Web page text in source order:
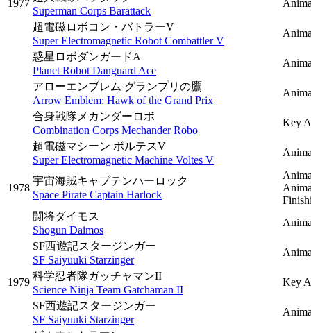
1977
Superman Corps Barattack
超電磁ロボコン・バトラーV
Super Electromagnetic Robot Combattler V
惑星ロボダンガードA
Planet Robot Danguard Ace
アローエンブレム グランプリの鷹
Arrow Emblem: Hawk of the Grand Prix
合身戦隊メカンダーロボ
Combination Corps Mechander Robo
Key
超電磁マシーン ボルテスV
Super Electromagnetic Machine Voltes V
1978
宇宙海賊キャプテンハーロック
Space Pirate Captain Harlock
闘将ダイモス
Shogun Daimos
SF西遊記スタージンガー
SF Saiyuuki Starzinger
1979
科学忍者隊ガッチャマンII
Science Ninja Team Gatchaman II
Key
SF西遊記スタージンガー
SF Saiyuuki Starzinger